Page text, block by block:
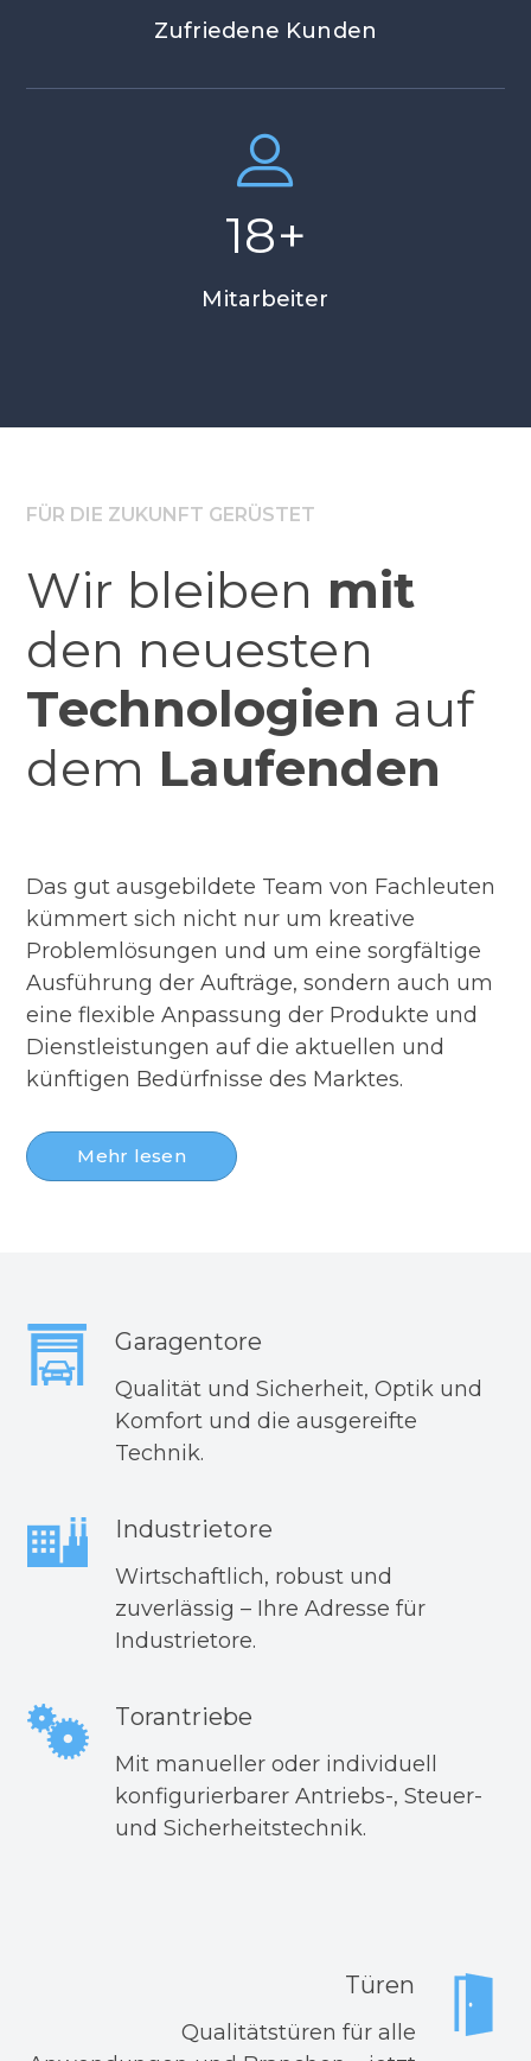
Zufriedene Kunden
18+
Mitarbeiter
FÜR DIE ZUKUNFT GERÜSTET
Wir bleiben mit
den neuesten
Technologien auf
dem Laufenden
Das gut ausgebildete Team von Fachleuten
kümmert sich nicht nur um kreative
Problemlösungen und um eine sorgfältige
Ausführung der Aufträge, sondern auch um
eine flexible Anpassung der Produkte und
Dienstleistungen auf die aktuellen und
künftigen Bedürfnisse des Marktes.
Mehr lesen
Garagentore
Qualität und Sicherheit, Optik und
Komfort und die ausgereifte
Technik.
Industrietore
Wirtschaftlich, robust und
zuverlässig – Ihre Adresse für
Industrietore.
Torantriebe
Mit manueller oder individuell
konfigurierbarer Antriebs-, Steuer-
und Sicherheitstechnik.
Türen
Qualitätstüren für alle